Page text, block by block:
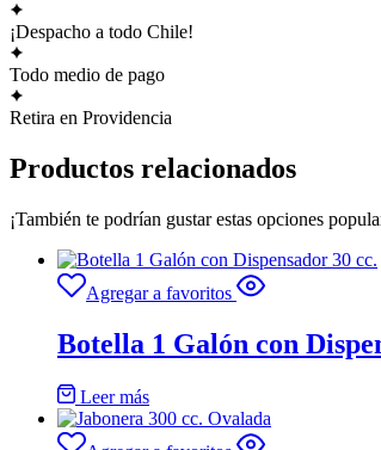
¡Despacho a todo Chile!
Todo medio de pago
Retira en Providencia
Productos relacionados
¡También te podrían gustar estas opciones
Agregar a favoritos
Botella 1 Galón con
Leer más